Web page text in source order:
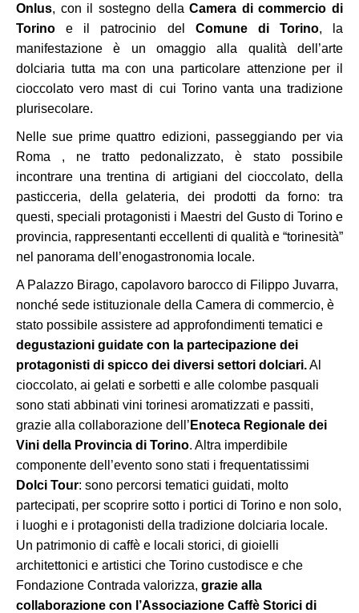
Onlus, con il sostegno dellaCamera di commercio di
Torino e il patrocinio del Comune di Torino, la
manifestazione è un omaggio alla qualità dell’arte
dolciaria tutta ma con una particolare attenzione per il
cioccolato vero mast di cui Torino vanta una tradizione
plurisecolare.
Nelle sue prime quattro edizioni, passeggiando per via
Roma , ne tratto pedonalizzato, è stato possibile
incontrare una trentina di artigiani del cioccolato, della
pasticceria, della gelateria, dei prodotti da forno: tra
questi, speciali protagonisti i Maestri del Gusto di Torino e
provincia, rappresentanti eccellenti di qualità e “torinesità”
nel panorama dell’enogastronomia locale.
A Palazzo Birago, capolavoro barocco di Filippo Juvarra,
nonché sede istituzionale della Camera di commercio, è
stato possibile assistere ad approfondimenti tematici e
degustazioni guidate con la partecipazione dei
protagonisti di spicco dei diversi settori dolciari.Al
cioccolato, ai gelati e sorbetti e alle colombe pasquali
sono stati abbinati vini torinesi aromatizzati e passiti,
grazie alla collaborazione dell’ Enoteca Regionale dei
Vini della Provincia di Torino. Altra imperdibile
componente dell’evento sono stati i frequentatissimi
Dolci Tour: sono percorsi tematici guidati, molto
partecipati, per scoprire sotto i portici di Torino e non solo,
i luoghi e i protagonisti della tradizione dolciaria locale.
Un patrimonio di caffè e locali storici, di gioielli
architettonici e artistici che Torino custodisce e che
Fondazione Contrada valorizza, grazie alla
collaborazione con l’Associazione Caffè Storici di